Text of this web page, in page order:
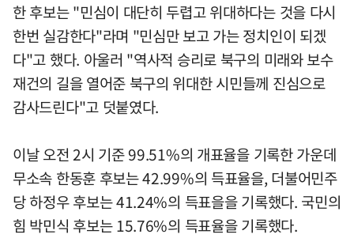
한 후보는 "민심이 대단히 두렵고 위대하다는 것을 다시
한번 실감한다"라며 "민심만 보고 가는 정치인이 되겠
다"고 했다. 아울러 "역사적 승리로 북구의 미래와 보수
재건의 길을 열어준 북구의 위대한 시민들께 진심으로
감사드린다"고 덧붙였다.
이날 오전 2시 기준 99.51%의 개표율을 기록한 가운데
무소속 한동훈 후보는 42.99%의 득표율을, 더불어민주
당 하정우 후보는 41.24%의 득표을을 기록했다. 국민의
힘 박민식 후보는 15.76%의 득표율을 기록했다.